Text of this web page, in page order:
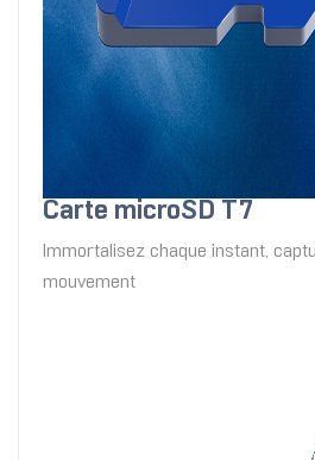
Carte microSD T7
Immortalisez chaque instant,
mouvement